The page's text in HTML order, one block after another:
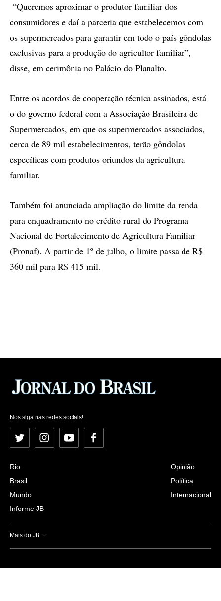
“Queremos aproximar o produtor familiar dos
consumidores e daí a parceria que estabelecemos com
os supermercados para garantir em todo o país gôndolas
exclusivas para a produção do agricultor familiar”,
disse, em cerimônia no Palácio do Planalto.
Entre os acordos de cooperação técnica assinados, está
o do governo federal com a Associação Brasileira de
Supermercados, em que os supermercados associados,
cerca de 89 mil estabelecimentos, terão gôndolas
específicas com produtos oriundos da agricultura
familiar.
Também foi anunciada ampliação do limite da renda
para enquadramento no crédito rural do Programa
Nacional de Fortalecimento de Agricultura Familiar
(Pronaf). A partir de 1º de julho, o limite passa de R$
360 mil para R$ 415 mil.
Nos siga nas redes sociais!
Twitter InstagramYouTubeFacebook
Rio
Brasil
Mundo
Informe JB
Opinião
Política
Internacional
Mais do JB
Esportes